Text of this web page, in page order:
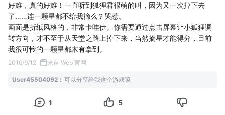
好难，真的好难！一直听到狐狸君很萌的叫，因为又一次掉下去
了……连一颗星都不给我摘么？哭惹。
画面是折纸风格的，非常卡哇伊。你需要通过点击屏幕让小狐狸调
转方向，才不至于从天堂之路上掉下来，当然摘星才能得分，目前
我很可怜的一颗星都木有拿到。
2016/9/12 来自 Web 官网
User45504092 : 可以分享给我这个游戏嘛
1 5